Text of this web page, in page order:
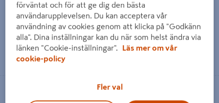
9 219 kr
Läs mer
1 819 kr / FRP
förväntat och för att ge dig den bästa
användarupplevelsen. Du kan acceptera vår
användning av cookies genom att klicka på "Godkänn
alla". Dina inställningar kan du när som helst ändra via
länken "Cookie-inställningar".
Läs mer om vår
cookie-policy
Fler val